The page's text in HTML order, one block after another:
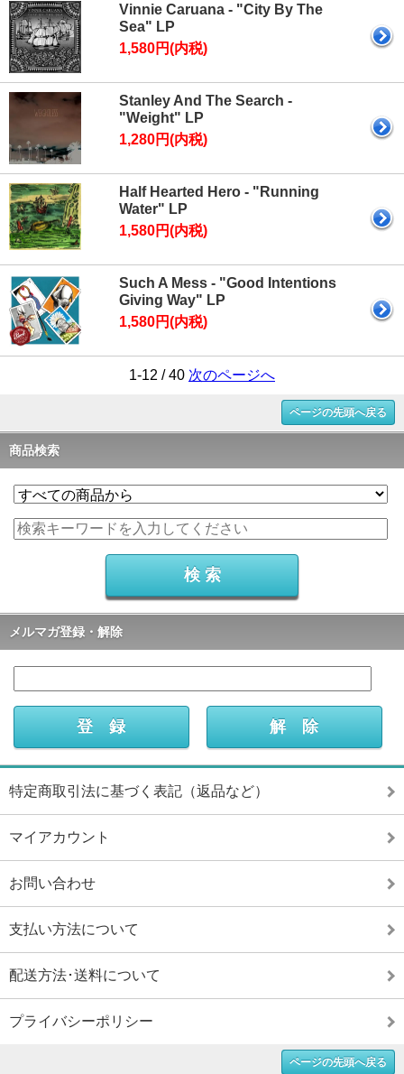
Vinnie Caruana - "City By The
Sea" LP
1,580円(内税)
Stanley And The Search -
"Weight" LP
1,280円(内税)
Half Hearted Hero - "Running
Water" LP
1,580円(内税)
Such A Mess - "Good Intentions
Giving Way" LP
1,580円(内税)
1-12 / 40 次のページへ
ページの先頭へ戻る
商品検索
メルマガ登録・解除
特定商取引法に基づく表記（返品など）
マイアカウント
お問い合わせ
支払い方法について
配送方法･送料について
プライバシーポリシー
ページの先頭へ戻る